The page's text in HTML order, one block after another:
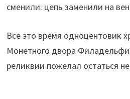
сменили: цепь заменили на
Все это время одноцентовик
Монетного двора
реликвии пожелал остаться